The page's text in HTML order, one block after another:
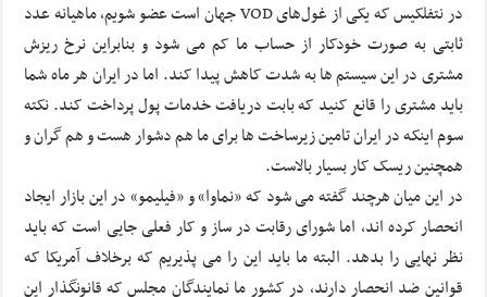
در نتفلکیس که یکی از غول‌های VOD جهان است عضو شویم، ماهیانه عدد
ثابتی به صورت خودکار از حساب ما کم می شود و بنابراین نرخ ریزش
مشتری در این سیستم ها به شدت کاهش پیدا کند. اما در ایران هر ماه شما
باید مشتری را قانع کنید که بابت دریافت خدمات پول پرداخت کند. نکته
سوم اینکه در ایران تامین زیرساخت ها برای ما هم دشوار هست و هم گران و
همچنین ریسک کار بسیار بالاست.
در این میان هرچند گفته می شود که «نماوا» و «فیلیمو» در این بازار ایجاد
انحصار کرده اند، اما شورای رقابت در ساز و کار فعلی جایی است که باید
نظر نهایی را بدهد. البته ما باید این را می پذیریم که برخلاف آمریکا که
قوانین ضد انحصار دارند، در کشور ما نمایندگان مجلس که قانونگذار این